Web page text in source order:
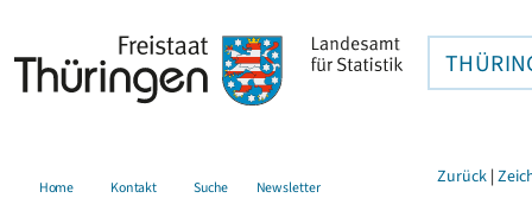
Home Kontakt Suche Newsletter Zurück |